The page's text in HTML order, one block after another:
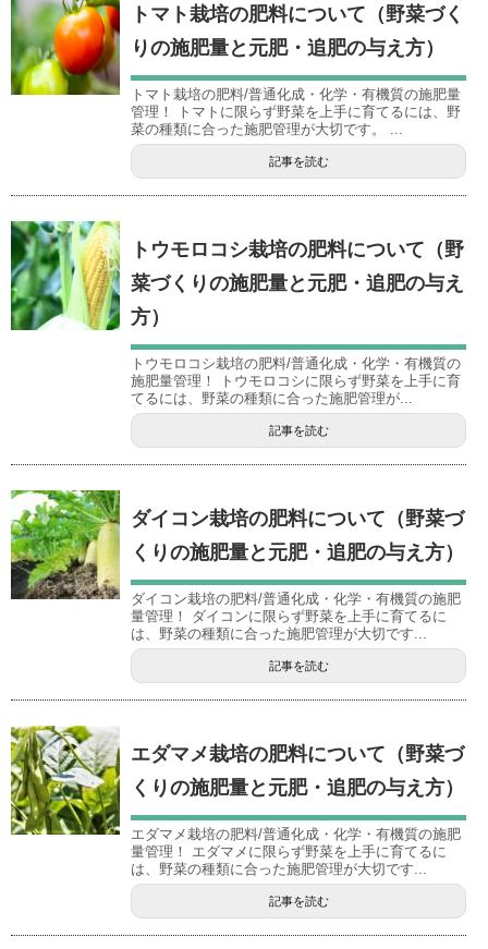
トマト栽培の肥料について（野菜づく
りの施肥量と元肥・追肥の与え方）
トマト栽培の肥料/普通化成・化学・有機質の施肥量
管理！ トマトに限らず野菜を上手に育てるには、野
菜の種類に合った施肥管理が大切です。 ...
記事を読む
トウモロコシ栽培の肥料について（野
菜づくりの施肥量と元肥・追肥の与え
方）
トウモロコシ栽培の肥料/普通化成・化学・有機質の
施肥量管理！ トウモロコシに限らず野菜を上手に育
てるには、野菜の種類に合った施肥管理が...
記事を読む
ダイコン栽培の肥料について（野菜づ
くりの施肥量と元肥・追肥の与え方）
ダイコン栽培の肥料/普通化成・化学・有機質の施肥
量管理！ ダイコンに限らず野菜を上手に育てるに
は、野菜の種類に合った施肥管理が大切です...
記事を読む
エダマメ栽培の肥料について（野菜づ
くりの施肥量と元肥・追肥の与え方）
エダマメ栽培の肥料/普通化成・化学・有機質の施肥
量管理！ エダマメに限らず野菜を上手に育てるに
は、野菜の種類に合った施肥管理が大切です...
記事を読む